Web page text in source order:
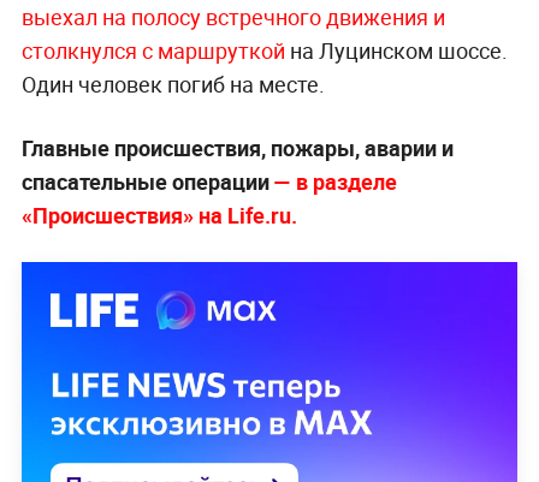
выехал на полосу встречного движения и
столкнулся с маршруткой на Луцинском шоссе.
Один человек погиб на месте.
Главные происшествия, пожары, аварии и
спасательные операции— в разделе
«Происшествия» на Life.ru.